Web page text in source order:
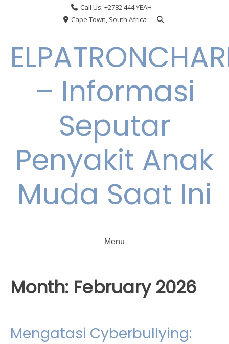
Call Us: +2782 444 YEAH
Cape Town, South Africa
– Informasi
Seputar
Penyakit Anak
Muda Saat Ini
Menu
Month: February 2026
Mengatasi Cyberbullying: